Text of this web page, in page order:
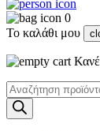
0
Το καλάθι μου
Products
search